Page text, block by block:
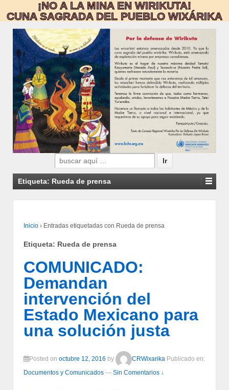
¡NO A LA MINA EN WIRIKUTA!
CUNA SAGRADA DEL PUEBLO WIXÁRIKA
Search
for:
Etiqueta: Rueda de prensa
Inicio › Entradas etiquetadas con Rueda de prensa
Etiqueta: Rueda de prensa
COMUNICADO:
Demandan
intervención del
Estado Mexicano para
una solución justa
Posted on octubre 12, 2016 by CRWixarika Publicado en:
Documentos y Comunicados — Sin Comentarios ↓